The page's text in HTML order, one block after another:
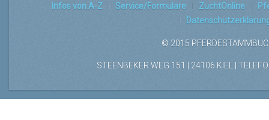
Infos von A-Z Service/Formulare ZuchtOnline
© 2015
STEENBEKER WEG 151 | 24106 KIEL |